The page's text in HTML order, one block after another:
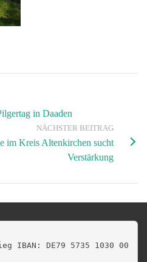
in Daaden
NÄCHSTER BEITRAG
im Kreis Altenkirchen sucht
Verstärkung
IBAN: DE79 5735 1030 00